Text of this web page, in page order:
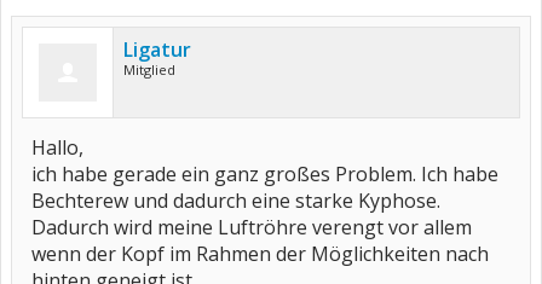
Ligatur
Mitglied
Hallo,
ich habe gerade ein ganz großes Problem. Ich habe
Bechterew und dadurch eine starke Kyphose.
Dadurch wird meine Luftröhre verengt vor allem
wenn der Kopf im Rahmen der Möglichkeiten nach